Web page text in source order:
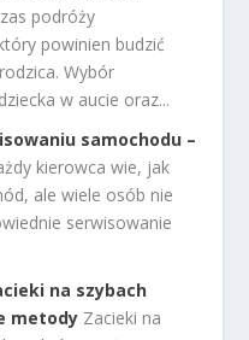
podróży
powinien budzić
Wybór
w aucie oraz...
samochodu –
kierowca wie, jak
ale wiele osób nie
serwisowanie
na szybach
metody Zacieki na